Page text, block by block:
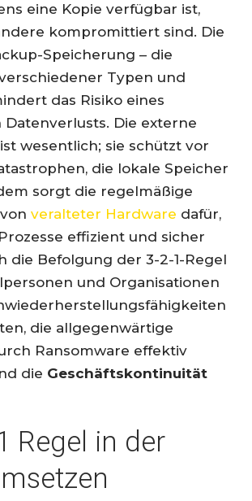
eine Kopie verfügbar ist,
kompromittiert sind. Die
Speicherung – die
Typen und
das Risiko eines
Die externe
wesentlich; sie schützt vor
die lokale Speicher
sorgt die regelmäßige
veralteter Hardware dafür,
effizient und sicher
die Befolgung der 3-2-1-Regel
und Organisationen
die allgegenwärtige
Ransomware effektiv
die Geschäftskontinuität
Regel in der